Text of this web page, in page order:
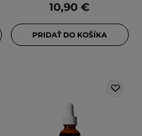
10,90 €
PRIDAŤ DO KOŠÍKA